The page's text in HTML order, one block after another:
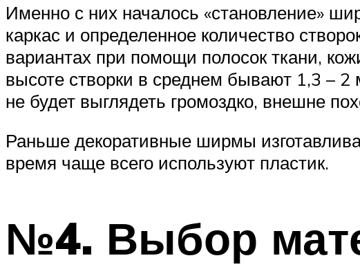
Именно с них началось «становление»
каркас и определенное количество
вариантах при помощи полосок ткани,
высоте створки в среднем бывают 1,3 –
не будет выглядеть громоздко, внешне
Раньше декоративные ширмы
время чаще всего используют пластик.
№4. Выбор